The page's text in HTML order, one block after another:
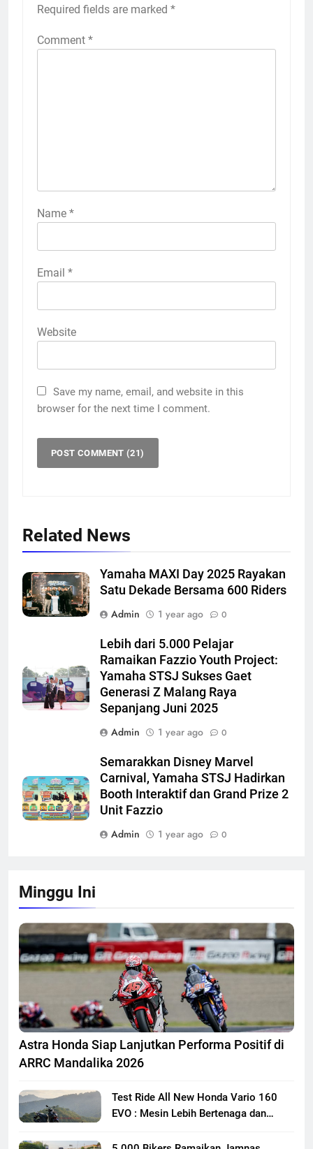
Required fields are marked *
Comment *
Name *
Email *
Website
Save my name, email, and website in this
browser for the next time I comment.
Related News
Yamaha MAXI Day 2025 Rayakan
Satu Dekade Bersama 600 Riders
Admin
1 year ago 0
Lebih dari 5.000 Pelajar
Ramaikan Fazzio Youth Project:
Yamaha STSJ Sukses Gaet
Generasi Z Malang Raya
Sepanjang Juni 2025
Admin
1 year ago 0
Semarakkan Disney Marvel
Carnival, Yamaha STSJ Hadirkan
Booth Interaktif dan Grand Prize 2
Unit Fazzio
Admin
1 year ago 0
Minggu Ini
Astra Honda Siap Lanjutkan Performa Positif di
ARRC Mandalika 2026
Test Ride All New Honda Vario 160
EVO : Mesin Lebih Bertenaga dan